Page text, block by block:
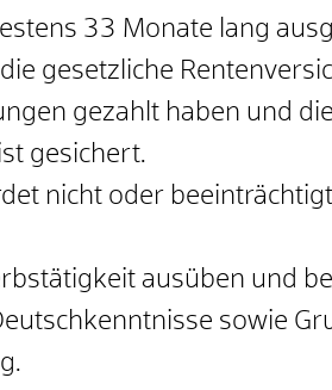
33 Monate lang
gesetzliche
gezahlt haben und
gesichert.
nicht oder
ausüben und
sowie